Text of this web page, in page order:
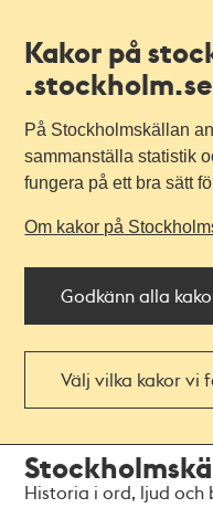
Kakor på
.stockholm.se
På Stockholmskällan
sammanställa statistik
fungera på ett bra sätt
Om kakor på
Godkänn alla
Välj vilka kakor vi
navigationen
huvudinnehållet
Historia i ord, ljud och